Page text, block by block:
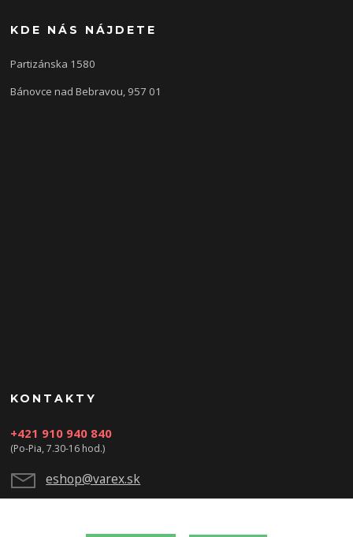
KDE NÁS NÁJDETE
Partizánska 1580
Bánovce nad Bebravou, 957 01
KONTAKTY
+421 910 940 840
(Po-Pia, 7.30-16 hod.)
eshop@varex.sk